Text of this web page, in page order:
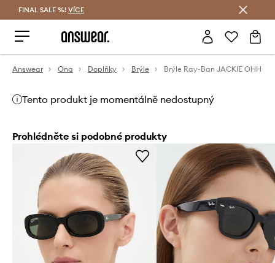
FINAL SALE %! VÍCE
Answear Ona Doplňky Brýle Brýle Ray-Ban JACKIE OHH
Tento produkt je momentálně nedostupný
Prohlédněte si podobné produkty